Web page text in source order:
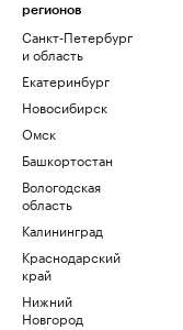
регионов
Санкт-Петербург
и область
Екатеринбург
Новосибирск
Омск
Башкортостан
Вологодская
область
Калининград
Краснодарский
край
Нижний
Новгород